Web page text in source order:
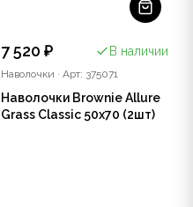
7 520 ₽ В наличии
Наволочки · Арт: 375071
Наволочки Brownie Allure
Grass Classic 50х70 (2шт)